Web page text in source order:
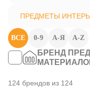
ПРЕДМЕТЫ
ВСЕ 0-9 А-Я A-Z
БРЕНД
124 брендов из 124